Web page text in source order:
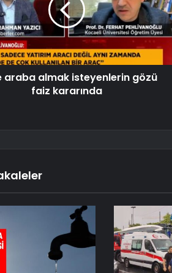
araba almak isteyenlerin gözü
faiz kararında